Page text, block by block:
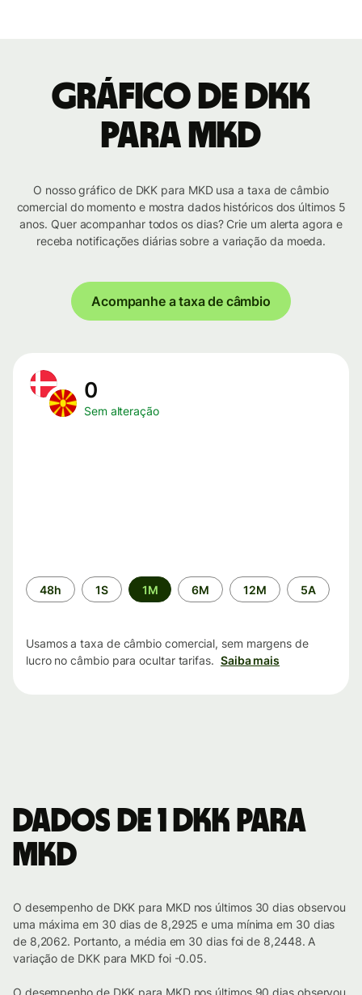
Gráfico de DKK
para MKD
O nosso gráfico de DKK para MKD usa a taxa de câmbio
comercial do momento e mostra dados históricos dos últimos 5
anos. Quer acompanhar todos os dias? Crie um alerta agora e
receba notificações diárias sobre a variação da moeda.
Acompanhe a taxa de câmbio
0
Sem alteração
Período
de
48h 1S 1M 6M 12M 5A
Usamos a taxa de câmbio comercial, sem margens de
lucro no câmbio para ocultar tarifas. Saiba mais
Dados de 1 DKK para
MKD
O desempenho de DKK para MKD nos últimos 30 dias observou
uma máxima em 30 dias de 8,2925 e uma mínima em 30 dias
de 8,2062. Portanto, a média em 30 dias foi de 8,2448. A
variação de DKK para MKD foi -0.05.